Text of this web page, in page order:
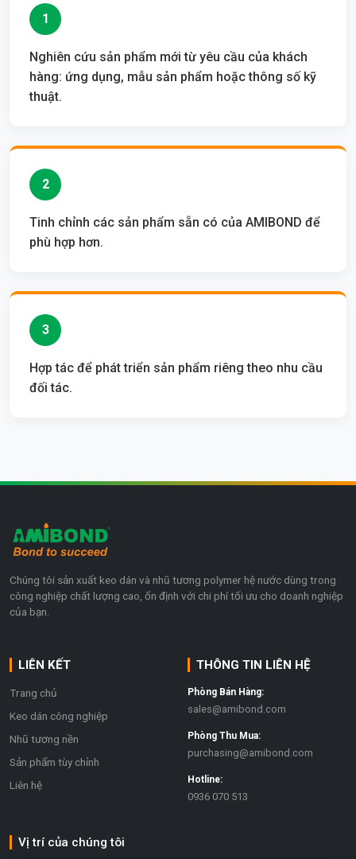
1
Nghiên cứu sản phẩm mới từ yêu cầu của khách
hàng: ứng dụng, mẫu sản phẩm hoặc thông số kỹ
thuật.
2
Tinh chỉnh các sản phẩm sẵn có của AMIBOND để
phù hợp hơn.
3
Hợp tác để phát triển sản phẩm riêng theo nhu cầu
đối tác.
Chúng tôi sản xuất keo dán và nhũ tương polymer hệ nước dùng trong
công nghiệp chất lượng cao, ổn định với chi phí tối ưu cho doanh nghiệp
của bạn.
LIÊN KẾT
Trang chủ
Keo dán công nghiệp
Nhũ tương nền
Sản phẩm tùy chỉnh
Liên hệ
THÔNG TIN LIÊN HỆ
Phòng Bán Hàng:
sales@amibond.com
Phòng Thu Mua:
purchasing@amibond.com
Hotline:
0936 070 513
Vị trí của chúng tôi